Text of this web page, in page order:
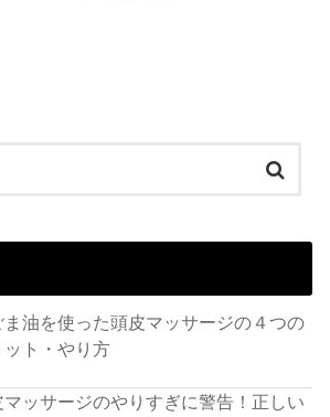
ま油を使った頭皮マッサージの４つの
ット・やり方
マッサージのやりすぎに警告！正しい